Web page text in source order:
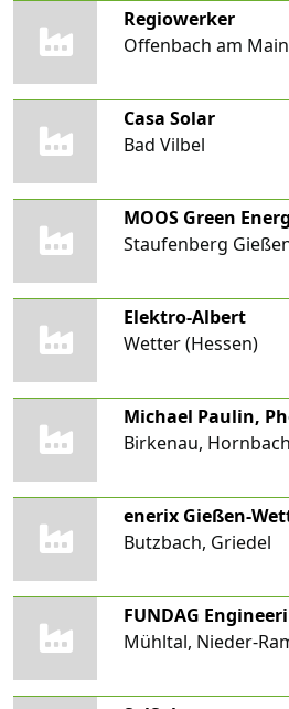
Regiowerker
Offenbach am Main
Casa Solar
Bad Vilbel
MOOS Green
Staufenberg
Elektro-Albert
Wetter (Hessen)
Michael Paulin,
Birkenau, Hornbach
Butzbach, Griedel
FUNDAG
Mühltal, Nieder-